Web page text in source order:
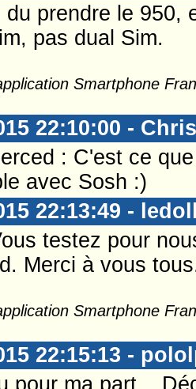
du prendre le 950,
pas dual Sim.
Smartphone
22:10:00 -
: C'est ce
avec Sosh :)
22:13:49 -
testez pour
Merci à vous
Smartphone
22:15:13 -
pour ma part...